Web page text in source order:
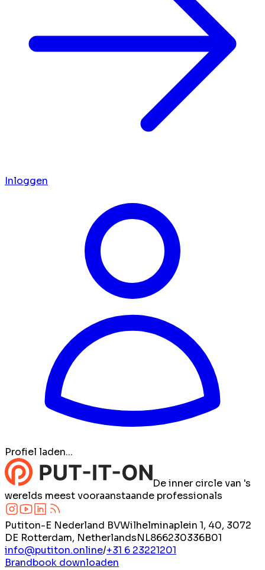
Inloggen
Profiel laden...
De inner circle van 's
werelds meest vooraanstaande professionals
Putiton-E Nederland BVWilhelminaplein 1, 40, 3072
DE Rotterdam, NetherlandsNL866230336B01
info@putiton.online/+31 6 23221201
Brandbook downloaden